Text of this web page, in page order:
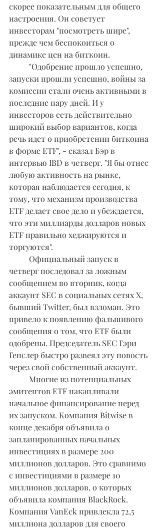
скорее показательным для общего
настроения. Он советует
инвесторам "посмотреть шире",
прежде чем беспокоиться о
динамике цен на биткоин.
запуски прошли успешно, войны за
комиссии стали очень активными в
последние пару дней. И у
инвесторов есть действительно
широкий выбор вариантов, когда
речь идет о приобретении биткоина
в форме ETF", - сказал Бэр в
интервью IBD в четверг. "Я бы отнес
любую активность на рынке,
которая наблюдается сегодня, к
тому, что механизм производства
ETF делает свое дело и убеждается,
что эти миллиарды долларов новых
ETF правильно хеджируются и
торгуются".
четверг последовал за ложным
сообщением во вторник, когда
аккаунт SEC в социальных сетях X,
бывший Twitter, был взломан. Это
привело к появлению фальшивого
сообщения о том, что ETF были
одобрены. Председатель SEC Гэри
Генслер быстро развеял эту новость
через свой собственный аккаунт.
эмитентов ETF накапливали
начальное финансирование перед
их запуском. Компания Bitwise в
конце декабря объявила о
запланированных начальных
инвестициях в размере 200
миллионов долларов. Это сравнимо
с инвестициями в размере 10
миллионов долларов, о которых
объявила компания BlackRock.
Компания VanEck привлекла 72,5
миллиона долларов для своего